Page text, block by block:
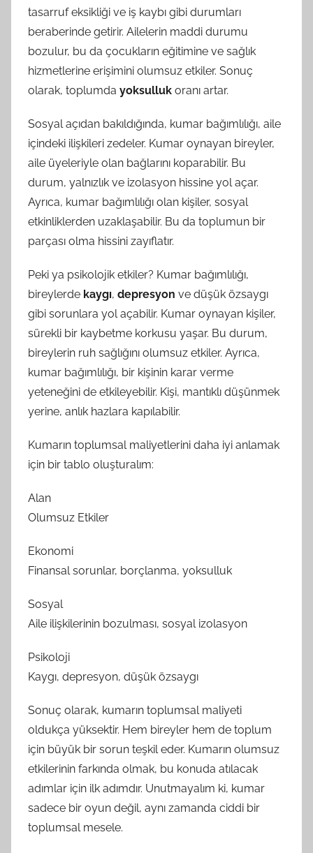
tasarruf eksikliği ve iş kaybı gibi durumları
beraberinde getirir. Ailelerin maddi durumu
bozulur, bu da çocukların eğitimine ve sağlık
hizmetlerine erişimini olumsuz etkiler. Sonuç
olarak, toplumda yoksulluk oranı artar.
Sosyal açıdan bakıldığında, kumar bağımlılığı, aile
içindeki ilişkileri zedeler. Kumar oynayan bireyler,
aile üyeleriyle olan bağlarını koparabilir. Bu
durum, yalnızlık ve izolasyon hissine yol açar.
Ayrıca, kumar bağımlılığı olan kişiler, sosyal
etkinliklerden uzaklaşabilir. Bu da toplumun bir
parçası olma hissini zayıflatır.
Peki ya psikolojik etkiler? Kumar bağımlılığı,
bireylerde kaygı, depresyon ve düşük özsaygı
gibi sorunlara yol açabilir. Kumar oynayan kişiler,
sürekli bir kaybetme korkusu yaşar. Bu durum,
bireylerin ruh sağlığını olumsuz etkiler. Ayrıca,
kumar bağımlılığı, bir kişinin karar verme
yeteneğini de etkileyebilir. Kişi, mantıklı düşünmek
yerine, anlık hazlara kapılabilir.
Kumarın toplumsal maliyetlerini daha iyi anlamak
için bir tablo oluşturalım:
Alan
Olumsuz Etkiler
Ekonomi
Finansal sorunlar, borçlanma, yoksulluk
Sosyal
Aile ilişkilerinin bozulması, sosyal izolasyon
Psikoloji
Kaygı, depresyon, düşük özsaygı
Sonuç olarak, kumarın toplumsal maliyeti
oldukça yüksektir. Hem bireyler hem de toplum
için büyük bir sorun teşkil eder. Kumarın olumsuz
etkilerinin farkında olmak, bu konuda atılacak
adımlar için ilk adımdır. Unutmayalım ki, kumar
sadece bir oyun değil, aynı zamanda ciddi bir
toplumsal mesele.